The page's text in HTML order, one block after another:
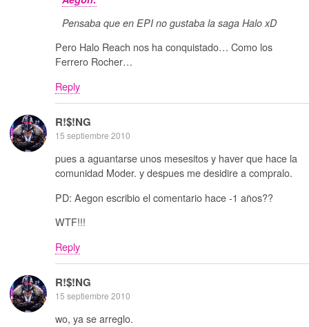
Pensaba que en EPI no gustaba la saga Halo xD
Pero Halo Reach nos ha conquistado… Como los
Ferrero Rocher…
Reply
R!$!NG
15 septiembre 2010
pues a aguantarse unos mesesitos y haver que hace la
comunidad Moder. y despues me desidire a compralo.
PD: Aegon escribio el comentario hace -1 años??
WTF!!!
Reply
R!$!NG
15 septiembre 2010
wo, ya se arreglo.